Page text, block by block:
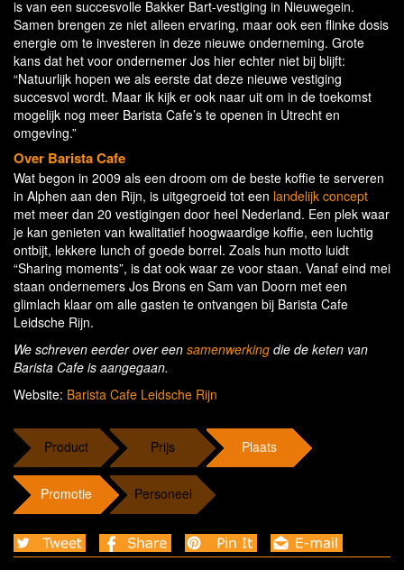
is van een succesvolle Bakker Bart-vestiging in Nieuwegein.
Samen brengen ze niet alleen ervaring, maar ook een flinke dosis
energie om te investeren in deze nieuwe onderneming. Grote
kans dat het voor ondernemer Jos hier echter niet bij blijft:
“Natuurlijk hopen we als eerste dat deze nieuwe vestiging
succesvol wordt. Maar ik kijk er ook naar uit om in de toekomst
mogelijk nog meer Barista Cafe’s te openen in Utrecht en
omgeving.”
Over Barista Cafe
Wat begon in 2009 als een droom om de beste koffie te serveren
in Alphen aan den Rijn, is uitgegroeid tot een landelijk concept
met meer dan 20 vestigingen door heel Nederland. Een plek waar
je kan genieten van kwalitatief hoogwaardige koffie, een luchtig
ontbijt, lekkere lunch of goede borrel. Zoals hun motto luidt
“Sharing moments”, is dat ook waar ze voor staan. Vanaf eind mei
staan ondernemers Jos Brons en Sam van Doorn met een
glimlach klaar om alle gasten te ontvangen bij Barista Cafe
Leidsche Rijn.
We schreven eerder over een samenwerking die de keten van
Barista Cafe is aangegaan.
Website: Barista Cafe Leidsche Rijn
Product Prijs Plaats
Promotie Personeel